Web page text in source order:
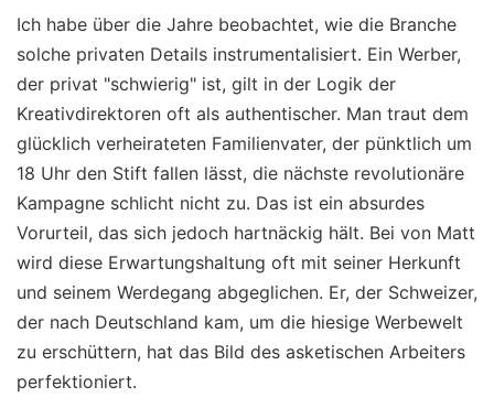
Ich habe über die Jahre beobachtet, wie die Branche
solche privaten Details instrumentalisiert. Ein Werber,
der privat "schwierig" ist, gilt in der Logik der
Kreativdirektoren oft als authentischer. Man traut dem
glücklich verheirateten Familienvater, der pünktlich um
18 Uhr den Stift fallen lässt, die nächste revolutionäre
Kampagne schlicht nicht zu. Das ist ein absurdes
Vorurteil, das sich jedoch hartnäckig hält. Bei von Matt
wird diese Erwartungshaltung oft mit seiner Herkunft
und seinem Werdegang abgeglichen. Er, der Schweizer,
der nach Deutschland kam, um die hiesige Werbewelt
zu erschüttern, hat das Bild des asketischen Arbeiters
perfektioniert.